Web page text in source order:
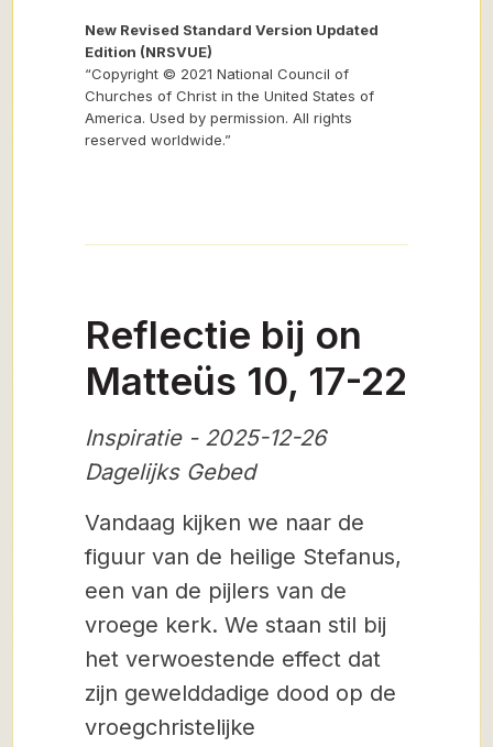
New Revised Standard Version Updated
Edition (NRSVUE)
“Copyright © 2021 National Council of
Churches of Christ in the United States of
America. Used by permission. All rights
reserved worldwide.”
Reflectie bij on
Matteüs 10, 17-22
Inspiratie - 2025-12-26
Dagelijks Gebed
Vandaag kijken we naar de
figuur van de heilige Stefanus,
een van de pijlers van de
vroege kerk. We staan​​ stil bij
het verwoestende effect dat
zijn gewelddadige dood op de
vroegchristelijke